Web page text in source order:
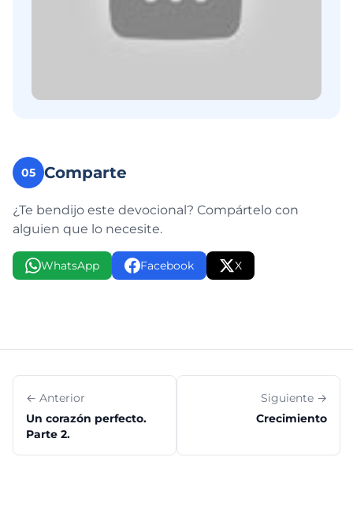
05 Comparte
¿Te bendijo este devocional? Compártelo con
alguien que lo necesite.
WhatsApp Facebook X
← Anterior
Un corazón perfecto.
Parte 2.
Siguiente →
Crecimiento